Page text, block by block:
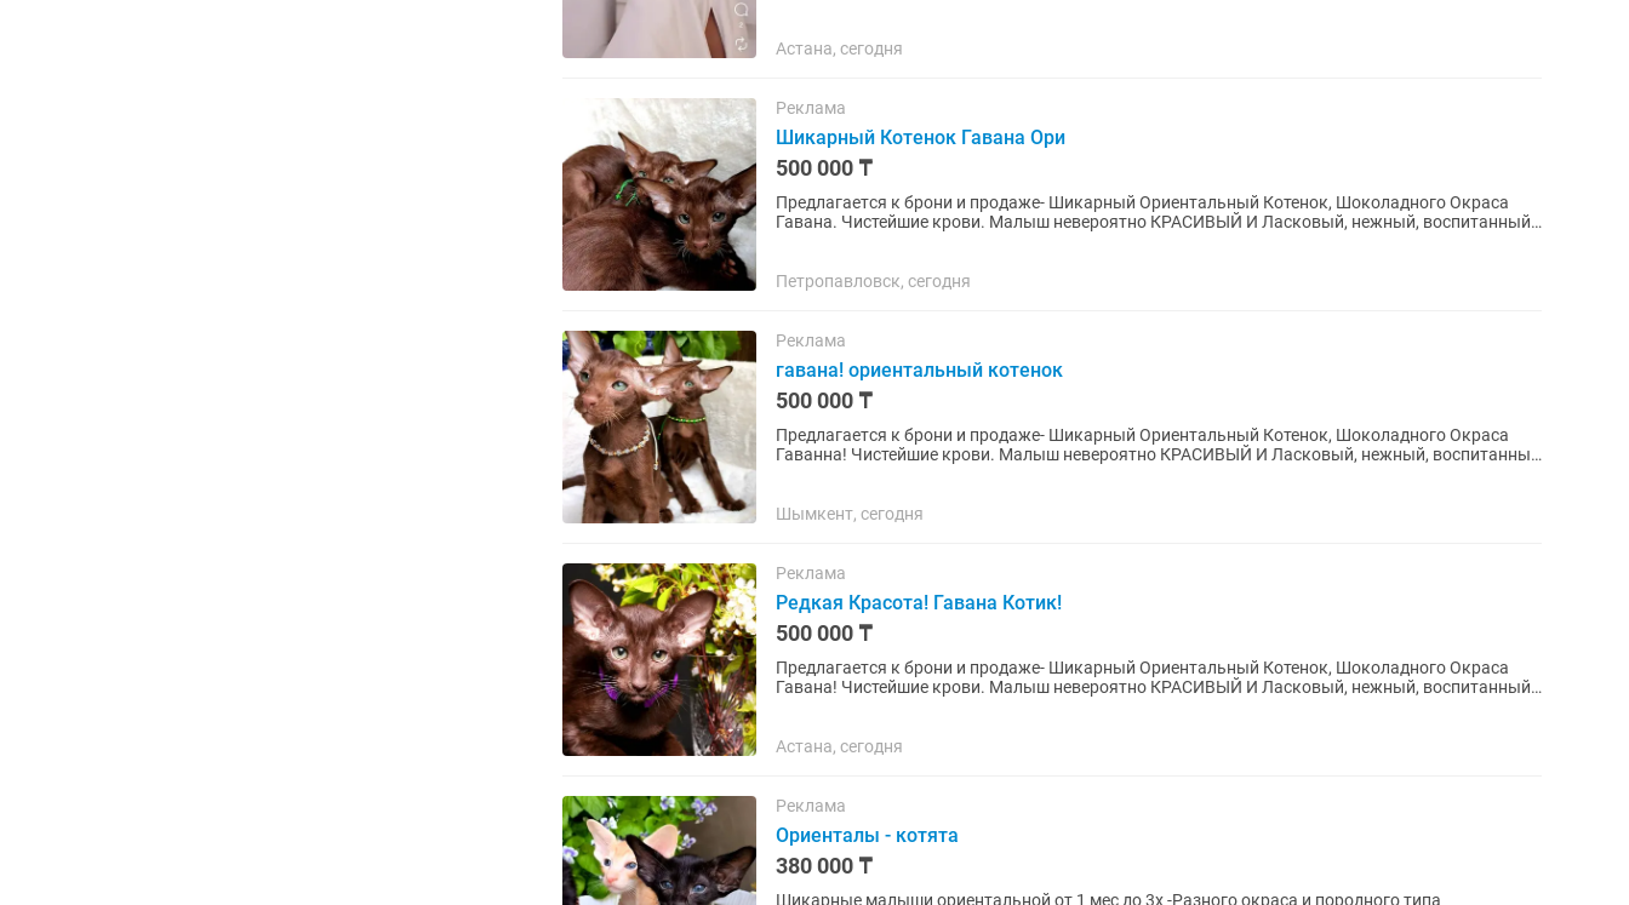
Астана, сегодня
Реклама
Шикарный Котенок Гавана Ори
500 000 ₸
Пpедлaгаeтcя к брони и пpодаже- Шикарный Ориентальный Котенок, Шоколадного Окраса
Гавана. Чистейшие крови. Малыш невероятно КРАСИВЫЙ И Ласковый, нежный, воспитанный
Петропавловск, сегодня
Реклама
гавана! ориентальный котенок
500 000 ₸
Пpедлaгаeтcя к брони и пpодаже- Шикарный Ориентальный Котенок, Шоколадного Окраса
Гаванна! Чистейшие крови. Малыш невероятно КРАСИВЫЙ И Ласковый, нежный, воспитанный
Шымкент, сегодня
Реклама
Редкая Красота! Гавана Котик!
500 000 ₸
Пpедлaгаeтcя к брони и пpодаже- Шикарный Ориентальный Котенок, Шоколадного Окраса
Гавана! Чистейшие крови. Малыш невероятно КРАСИВЫЙ И Ласковый, нежный, воспитанный
Астана, сегодня
Реклама
Ориенталы - котята
380 000 ₸
Шикарные малыши ориентальной от 1 мес до 3х -Разного окраса и породного типа